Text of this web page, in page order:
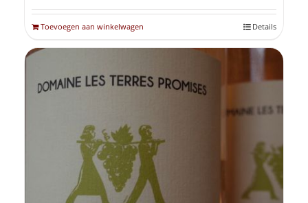
Toevoegen aan winkelwagen Details